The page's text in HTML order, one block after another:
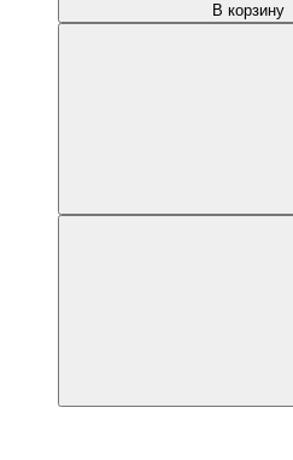
В корзину